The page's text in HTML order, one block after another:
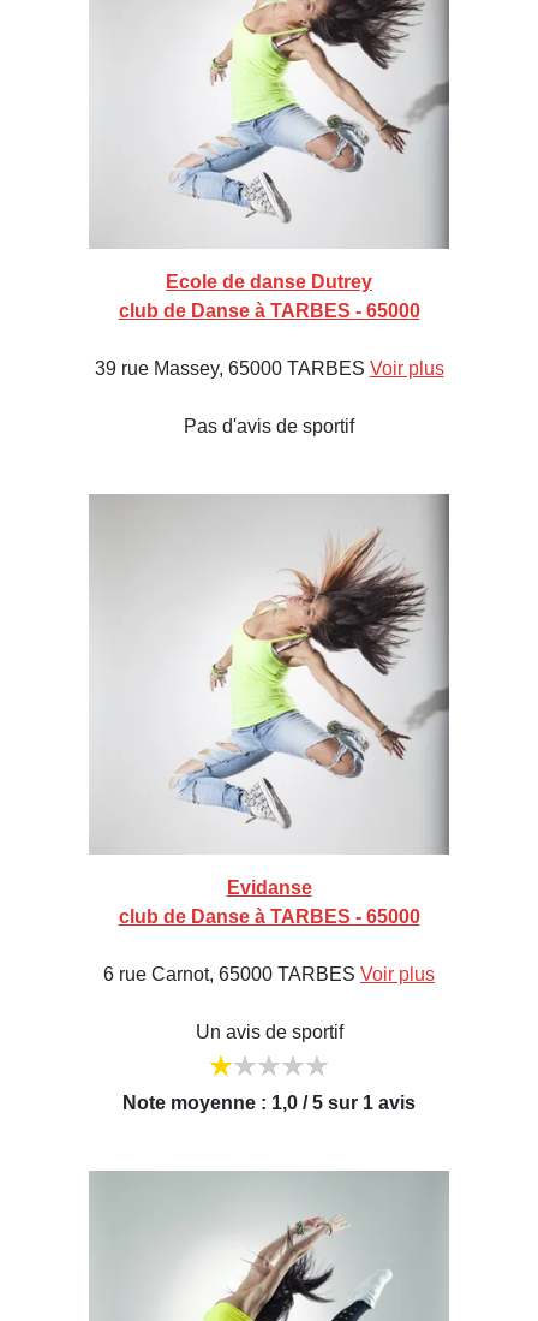
Ecole de danse Dutrey
club de Danse à TARBES - 65000
39 rue Massey, 65000 TARBES Voir plus
Pas d'avis de sportif
Evidanse
club de Danse à TARBES - 65000
6 rue Carnot, 65000 TARBES Voir plus
Un avis de sportif
Note moyenne : 1,0 / 5 sur 1 avis